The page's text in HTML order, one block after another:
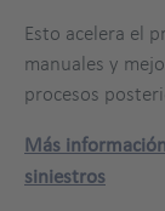
Esto acelera el
manuales y
procesos
Más
siniestros